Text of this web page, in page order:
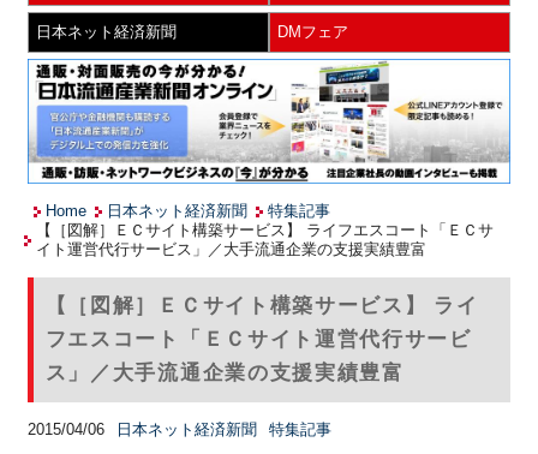
日本ネット経済新聞 DMフェア
Home 日本ネット経済新聞
特集記事
【［図解］ＥＣサイト構築サービス】 ライフエスコート「ＥＣサ
イト運営代行サービス」／大手流通企業の支援実績豊富
【［図解］ＥＣサイト構築サービス】 ライ
フエスコート「ＥＣサイト運営代行サービ
ス」／大手流通企業の支援実績豊富
2015/04/06 日本ネット経済新聞 特集記事